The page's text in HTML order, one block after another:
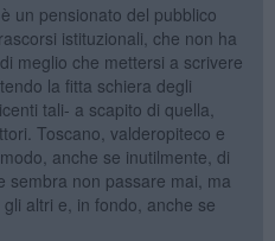
un pensionato del pubblico
istituzionali, che non ha
meglio che mettersi a scrivere
la fitta schiera degli
tali- a scapito di quella,
Toscano, valderopiteco e
anche se inutilmente, di
sembra non passare mai, ma
altri e, in fondo, anche se